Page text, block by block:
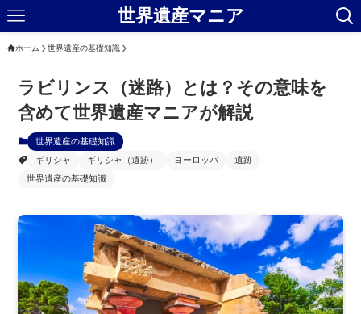
世界遺産マニア
ホーム 世界遺産の基礎知識
ラビリンス（迷路）とは？その意味を
含めて世界遺産マニアが解説
世界遺産の基礎知識
ギリシャ
ギリシャ（遺跡） ヨーロッパ
遺跡
世界遺産の基礎知識